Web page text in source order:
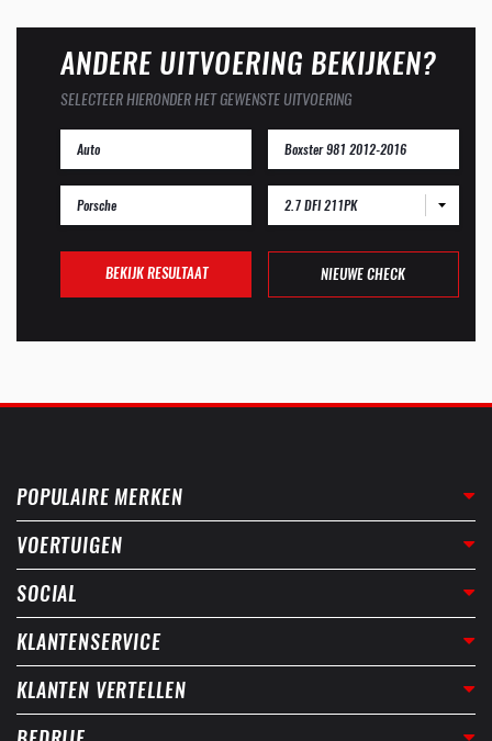
ANDERE UITVOERING BEKIJKEN?
SELECTEER HIERONDER HET GEWENSTE UITVOERING
2.7 DFI 211PK
BEKIJK RESULTAAT NIEUWE CHECK
POPULAIRE MERKEN
VOERTUIGEN
SOCIAL
KLANTENSERVICE
KLANTEN VERTELLEN